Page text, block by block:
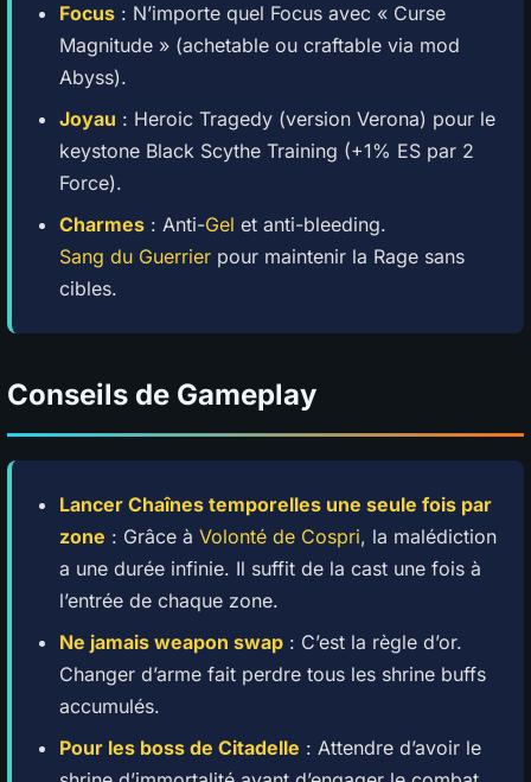
Focus : N’importe quel Focus avec « Curse
Magnitude » (achetable ou craftable via mod
Abyss).
Joyau : Heroic Tragedy (version Verona) pour le
keystone Black Scythe Training (+1% ES par 2
Force).
Charmes : Anti-Gel et anti-bleeding.
Sang du Guerrier pour maintenir la Rage sans
cibles.
Conseils de Gameplay
Lancer Chaînes temporelles une seule fois par
zone : Grâce à Volonté de Cospri, la malédiction
a une durée infinie. Il suffit de la cast une fois à
l’entrée de chaque zone.
Ne jamais weapon swap : C’est la règle d’or.
Changer d’arme fait perdre tous les shrine buffs
accumulés.
Pour les boss de Citadelle : Attendre d’avoir le